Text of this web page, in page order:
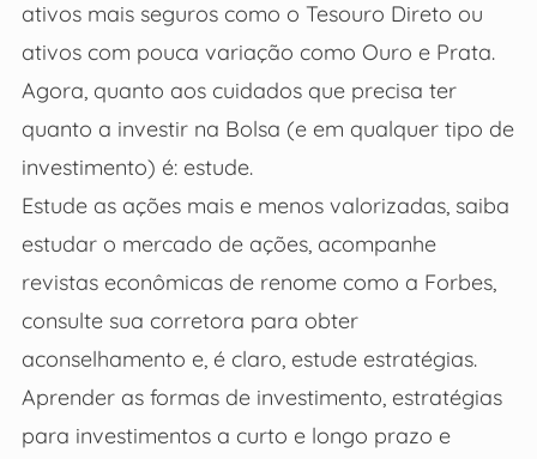
ativos mais seguros como o Tesouro Direto ou
ativos com pouca variação como Ouro e Prata.
Agora, quanto aos cuidados que precisa ter
quanto a investir na Bolsa (e em qualquer tipo de
investimento) é: estude.
Estude as ações mais e menos valorizadas, saiba
estudar o mercado de ações, acompanhe
revistas econômicas de renome como a Forbes,
consulte sua corretora para obter
aconselhamento e, é claro, estude estratégias.
Aprender as formas de investimento, estratégias
para investimentos a curto e longo prazo e